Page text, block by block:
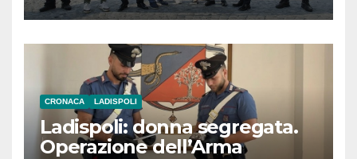
CRONACA LADISPOLI
Ladispoli: donna segregata.
Operazione dell’Arma